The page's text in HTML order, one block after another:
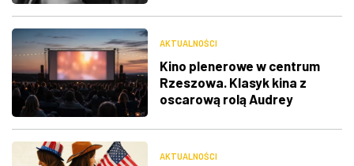
AKTUALNOŚCI
Kino plenerowe w centrum
Rzeszowa. Klasyk kina z
oscarową rolą Audrey
AKTUALNOŚCI